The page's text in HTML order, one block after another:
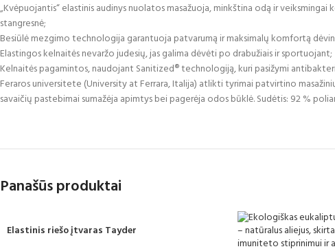
„Kvėpuojantis“ elastinis audinys nuolatos masažuoja, minkština odą ir
stangresnė;
Besiūlė mezgimo technologija garantuoja patvarumą ir maksimalų komfortą
Elastingos kelnaitės nevaržo judesių, jas galima dėvėti po drabužiais ir sportuojant;
Kelnaitės pagamintos, naudojant Sanitized® technologiją, kuri pasižymi
Feraros universitete (University at Ferrara, Italija) atlikti tyrimai patvirtino
savaičių pastebimai sumažėja apimtys bei pagerėja odos būklė. Sudėtis: 92 %
Panašūs produktai
Elastinis riešo įtvaras Tayder